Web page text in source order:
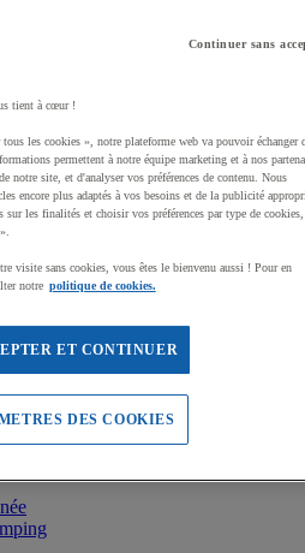
Continuer sans
tient à cœur !
les cookies », notre plateforme web va pouvoir échanger
permettent à notre équipe marketing et à nos
notre site, et d'analyser vos préférences de contenu. Nous
encore plus adaptés à vos besoins et de la publicité
les finalités et choisir vos préférences par type de cookies,
visite sans cookies, vous êtes le bienvenu aussi ! Pour en
notre politique de cookies.
ET CONTINUER
DES COOKIES